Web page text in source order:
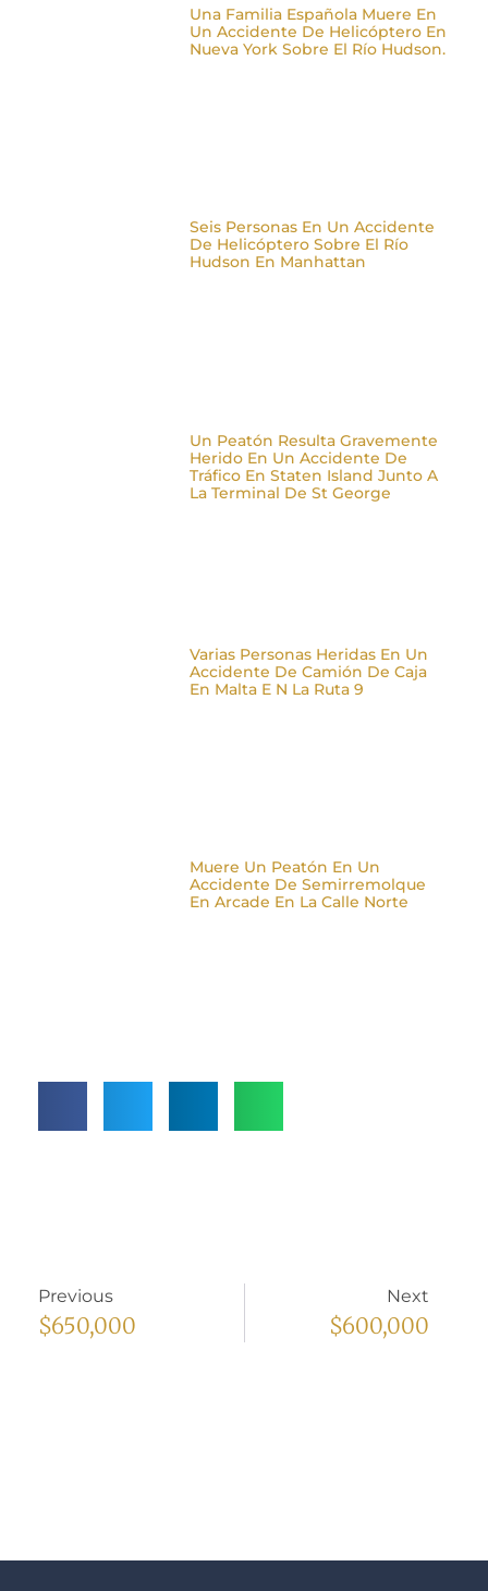
Una Familia Española Muere En
Un Accidente De Helicóptero En
Nueva York Sobre El Río Hudson.
Seis Personas En Un Accidente
De Helicóptero Sobre El Río
Hudson En Manhattan
Un Peatón Resulta Gravemente
Herido En Un Accidente De
Tráfico En Staten Island Junto A
La Terminal De St George
Varias Personas Heridas En Un
Accidente De Camión De Caja
En Malta E N La Ruta 9
Muere Un Peatón En Un
Accidente De Semirremolque
En Arcade En La Calle Norte
Previous
$650,000
Next
$600,000